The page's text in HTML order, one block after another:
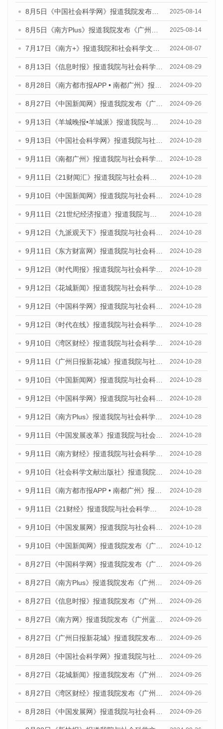
8月5日《中国社会科学网》报道我院发布《广州蓝皮书：广州城乡融合发展报告（2025）》的媒体文章 2025-08-14
8月5日《南方Plus》报道我院发布《广州蓝皮书：广州城乡融合发展报告（2025）》的媒体文章 2025-08-14
7月17日《南方+》报道我院和社会科学文献出版社联合发布《广州蓝皮书：广州数字经济发展报告（2024）》的媒体文章 2024-08-07
8月13日《信息时报》报道我院与社会科学文献出版社联合发布的《广州蓝皮书：广州国际商贸中心发展报告（2024）》媒体文章 2024-08-29
8月28日《南方都市报APP • 南都广州》报道我院发布《广州蓝皮书：广州城市国际化发展报告（2024）》的媒体文章 2024-09-20
8月27日《中国新闻网》报道我院发布《广州蓝皮书：广州创新型城市发展报告（2024）》的媒体文章 2024-09-26
9月13日《羊城晚报•羊城派》报道我院与社会科学文献出版社联合发布了《广州蓝皮书：广州金融发展报告（2024）》的媒体文章 2024-10-28
9月13日《中国社会科学网》报道我院与社会科学文献出版社联合发布了《广州蓝皮书：广州金融发展报告（2024）》的媒体文章 2024-10-28
9月11日《南都广州》报道我院与社会科学文献出版社联合发布了《广州蓝皮书：广州金融发展报告（2024）》的媒体文章 2024-10-28
9月11日《21财闻汇》报道我院与社会科学文献出版社联合发布了《广州蓝皮书：广州金融发展报告（2024）》的媒体文章 2024-10-28
9月10日《中国新闻网》报道我院与社会科学文献出版社联合发布了《广州蓝皮书：广州金融发展报告（2024）》的媒体文章 2024-10-28
9月11日《21世纪经济报道》报道我院与社会科学文献出版社联合发布了《广州蓝皮书：广州金融发展报告（2024）》的媒体文章 2024-10-28
9月12日《九派观天下》报道我院与社会科学文献出版社联合发布了《广州蓝皮书：广州金融发展报告（2024）》的媒体文章 2024-10-28
9月11日《东方财富网》报道我院与社会科学文献出版社联合发布了《广州蓝皮书：广州金融发展报告（2024）》的媒体文章 2024-10-28
9月12日《时代周报》报道我院与社会科学文献出版社联合发布了《广州蓝皮书：广州金融发展报告（2024）》的媒体文章 2024-10-28
9月12日《花城新闻》报道我院与社会科学文献出版社联合发布了《广州蓝皮书：广州金融发展报告（2024）》的媒体文章 2024-10-28
9月12日《中国科学网》报道我院与社会科学文献出版社联合发布了《广州蓝皮书：广州金融发展报告（2024）》的媒体文章 2024-10-28
9月12日《时代在线》报道我院与社会科学文献出版社联合发布了《广州蓝皮书：广州金融发展报告（2024）》的媒体文章 2024-10-28
9月10日《湾区财经》报道我院与社会科学文献出版社联合发布了《广州蓝皮书：广州金融发展报告（2024）》的媒体文章 2024-10-28
9月11日《广州日报新花城》报道我院与社会科学文献出版社联合发布了《广州蓝皮书：广州金融发展报告（2024）》的媒体文章 2024-10-28
9月10日《中国新闻网》报道我院与社会科学文献出版社联合发布了《广州蓝皮书：广州金融发展报告（2024）》的媒体文章 2024-10-28
9月12日《中国科学网》报道我院与社会科学文献出版社联合发布了《广州蓝皮书：广州金融发展报告（2024）》的媒体文章 2024-10-28
9月12日《南方Plus》报道我院与社会科学文献出版社联合发布了《广州蓝皮书：广州金融发展报告（2024）》的媒体文章 2024-10-28
9月11日《中国发展改革》报道我院与社会科学文献出版社联合发布了《广州蓝皮书：广州金融发展报告（2024）》的媒体文章 2024-10-28
9月11日《南方财经》报道我院与社会科学文献出版社联合发布了《广州蓝皮书：广州金融发展报告（2024）》的媒体文章 2024-10-28
9月10日《社会科学文献出版社》报道我院与社会科学文献出版社联合发布了《广州蓝皮书：广州金融发展报告（2024）》的媒体文章 2024-10-28
9月11日《南方都市报APP • 南都广州》报道我院与社会科学文献出版社联合发布了《广州蓝皮书：广州金融发展报告（2024）》的媒体文章 2024-10-28
9月11日《21财经》报道我院与社会科学文献出版社联合发布了《广州蓝皮书：广州金融发展报告（2024）》的媒体文章 2024-10-28
9月10日《中国发展网》报道我院与社会科学文献出版社联合发布了《广州蓝皮书：广州金融发展报告（2024）》的媒体文章 2024-10-28
9月10日《中国新闻网》报道我院发布《广州蓝皮书：广州金融发展报告(2024)》的媒体文章 2024-10-12
8月27日《中国科学网》报道我院发布《广州蓝皮书：广州创新型城市发展报告（2024）》的媒体文章 2024-09-26
8月27日《南方Plus》报道我院发布《广州蓝皮书：广州创新型城市发展报告（2024）》的媒体文章 2024-09-26
8月27日《信息时报》报道我院发布《广州蓝皮书：广州创新型城市发展报告（2024）》的媒体文章 2024-09-26
8月27日《南方网》报道我院发布《广州蓝皮书：广州创新型城市发展报告（2024）》的媒体文章 2024-09-26
8月27日《广州日报新花城》报道我院发布《广州蓝皮书：广州创新型城市发展报告（2024）》的媒体文章 2024-09-26
8月28日《中国社会科学网》报道我院与社会科学文献出版社联合发布《广州蓝皮书：广州创新型城市发展报告（2024）》的媒体文章 2024-09-26
8月27日《花城新闻》报道我院发布《广州蓝皮书：广州创新型城市发展报告（2024）》的媒体文章 2024-09-26
8月27日《湾区财经》报道我院发布《广州蓝皮书：广州创新型城市发展报告（2024）》的媒体文章 2024-09-26
8月28日《中国发展网》报道我院与社会科学文献出版社联合发布《广州蓝皮书：广州创新型城市发展报告（2024）》的媒体文章 2024-09-26